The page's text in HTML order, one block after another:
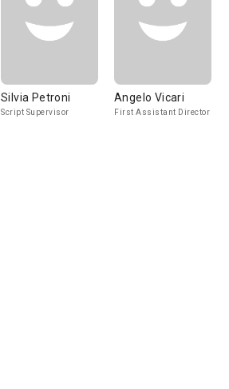
Silvia Petroni
Script Supervisor
Angelo Vicari
First Assistant Director